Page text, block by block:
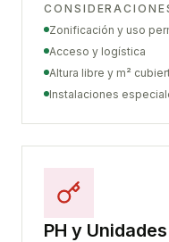
Zonificación y uso
Acceso y logística
Altura libre y m²
Instalaciones
PH y Unidades